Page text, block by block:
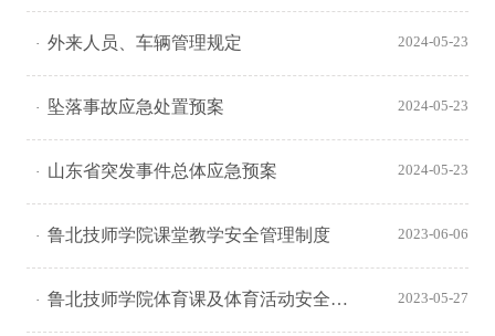
外来人员、车辆管理规定 2024-05-23
坠落事故应急处置预案 2024-05-23
山东省突发事件总体应急预案 2024-05-23
鲁北技师学院课堂教学安全管理制度 2023-06-06
鲁北技师学院体育课及体育活动安全管理制度 2023-05-27